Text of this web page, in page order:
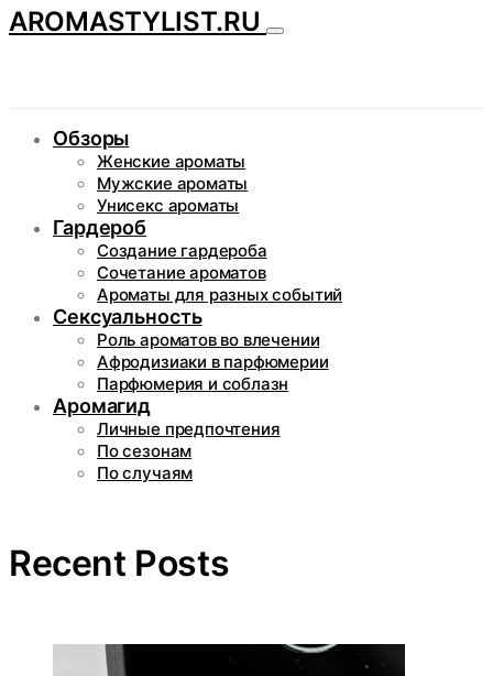
AROMASTYLIST.RU
Обзоры
Женские ароматы
Мужские ароматы
Унисекс ароматы
Гардероб
Создание гардероба
Сочетание ароматов
Ароматы для разных событий
Сексуальность
Роль ароматов во влечении
Афродизиаки в парфюмерии
Парфюмерия и соблазн
Аромагид
Личные предпочтения
По сезонам
По случаям
Recent Posts